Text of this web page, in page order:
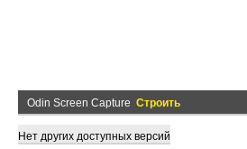
Odin Screen Capture Строить
Нет других доступных версий